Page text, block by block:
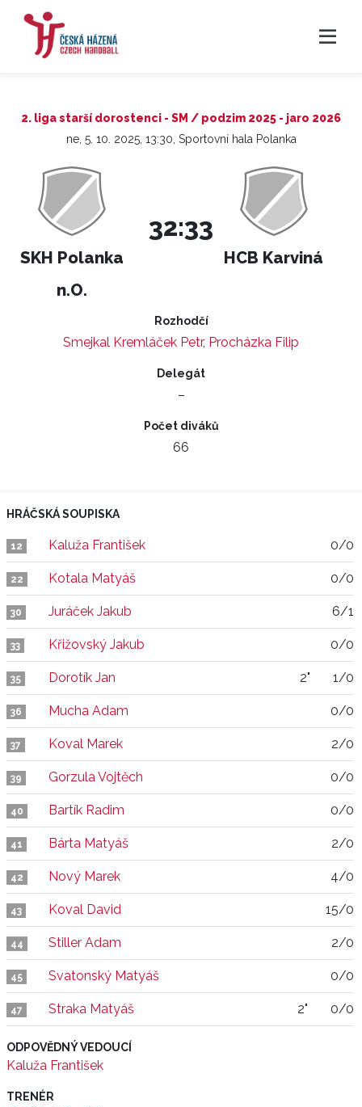
2. liga starší dorostenci - SM / podzim 2025 - jaro 2026
ne, 5. 10. 2025, 13:30, Sportovní hala Polanka
SKH Polanka
n.O.
32:33
HCB Karviná
Rozhodčí
Smejkal Kremláček Petr, Procházka Filip
Delegát
–
Počet diváků
66
HRÁČSKÁ SOUPISKA
12 Kaluža František 0/0
22 Kotala Matyáš 0/0
30 Juráček Jakub 6/1
33 Křižovský Jakub 0/0
35 Dorotík Jan 2" 1/0
36 Mucha Adam 0/0
37 Koval Marek 2/0
39 Gorzula Vojtěch 0/0
40 Bartík Radim 0/0
41 Bárta Matyáš 2/0
42 Nový Marek 4/0
43 Koval David 15/0
44 Stiller Adam 2/0
45 Svatonský Matyáš 0/0
47 Straka Matyáš 2" 0/0
ODPOVĚDNÝ VEDOUCÍ
Kaluža František
TRENÉR